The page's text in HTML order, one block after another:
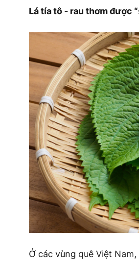
Lá tía tô - rau thơm được
Ở các vùng quê Việt